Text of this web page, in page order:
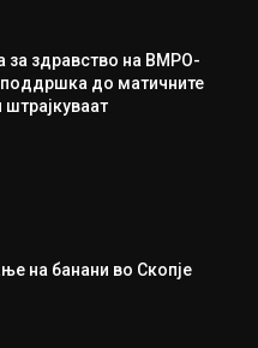
за здравство на ВМРО-
до матичните
на банани во Скопје